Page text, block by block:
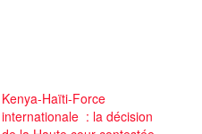
Kenya-Haïti-Force
internationale : la décision